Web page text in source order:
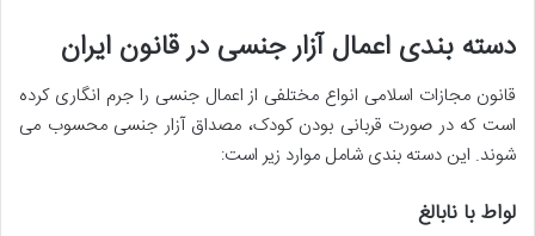
دسته بندی اعمال آزار جنسی در قانون ایران
قانون مجازات اسلامی انواع مختلفی از اعمال جنسی را جرم انگاری کرده
است که در صورت قربانی بودن کودک، مصداق آزار جنسی محسوب می
شوند. این دسته بندی شامل موارد زیر است:
لواط با نابالغ